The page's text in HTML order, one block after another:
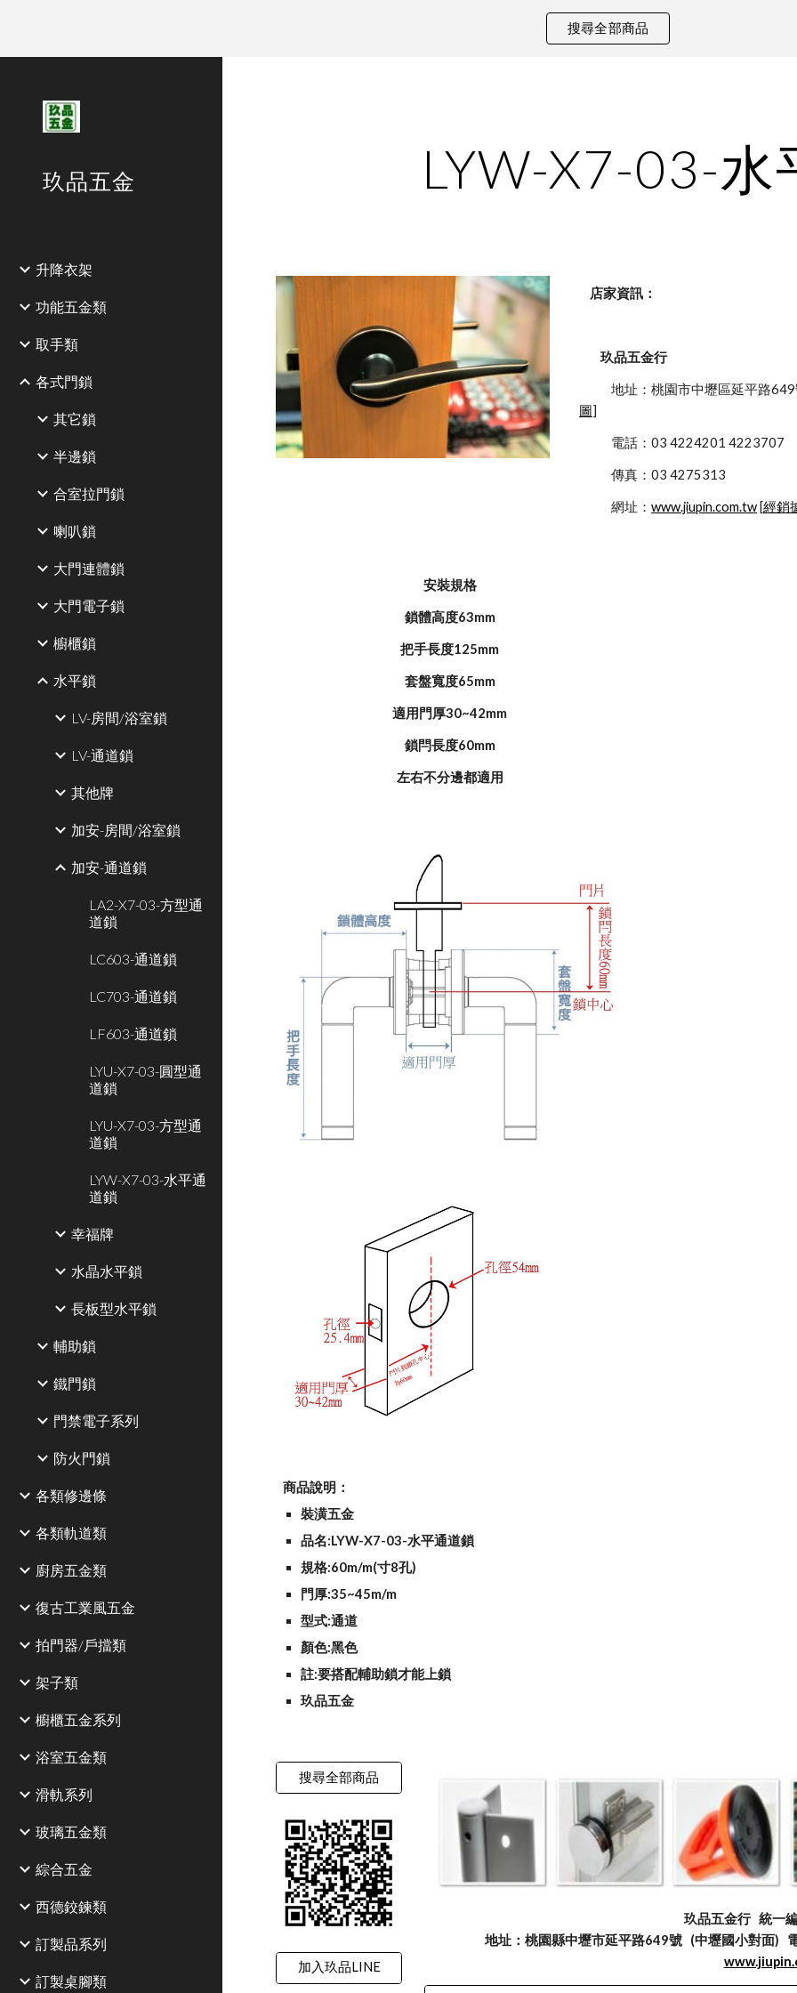
搜尋全部商品
玖品五金
升降衣架
功能五金類
取手類
各式門鎖
其它鎖
半邊鎖
合室拉門鎖
喇叭鎖
大門連體鎖
大門電子鎖
櫥櫃鎖
水平鎖
LV-房間/浴室鎖
LV-通道鎖
其他牌
加安-房間/浴室鎖
加安-通道鎖
LA2-X7-03-方型通
道鎖
LC603-通道鎖
LC703-通道鎖
LF603-通道鎖
LYU-X7-03-圓型通
道鎖
LYU-X7-03-方型通
道鎖
LYW-X7-03-水平通
道鎖
幸福牌
水晶水平鎖
長板型水平鎖
輔助鎖
鐵門鎖
門禁電子系列
防火門鎖
各類修邊條
各類軌道類
廚房五金類
復古工業風五金
拍門器/戶擋類
架子類
櫥櫃五金系列
浴室五金類
滑軌系列
玻璃五金類
綜合五金
西德鉸鍊類
訂製品系列
訂製桌腳類
LYW-X7-03-水
    店家資訊：
玖品五金行
地址：桃園市中壢區延平路
圖]
            電話：03 4224201 4223707
            傳真：03 4275313
            網址：
www.jiupin.com.tw [經銷
安裝規格
鎖體高度63mm
把手長度125mm
套盤寬度65mm
適用門厚30~42mm
鎖閂長度60mm
左右不分邊都適用
商品說明：
裝潢五金
品名:LYW-X7-03-水平通道鎖
規格:60m/m(寸8孔)
門厚:35~45m/m
型式:通道
顏色:黑色
註:要搭配輔助鎖才能上鎖
玖品五金
搜尋全部商品
加入玖品LINE
玖品五金行 統一
地址：桃園縣中壢市延平路649號 (中壢國小對面)